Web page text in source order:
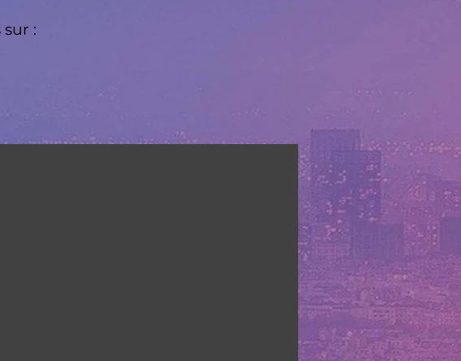
sur :